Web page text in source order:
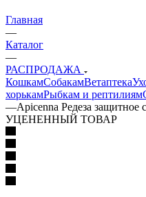
Главная
—
Каталог
—
РАСПРОДАЖА
КошкамСобакамВетаптека
хорькамРыбкам и рептилиям
—Apicenna Редеза защитное
УЦЕНЕННЫЙ ТОВАР